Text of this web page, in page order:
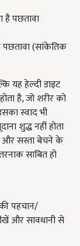
(सांकेतिक
यह हेल्दी डाइट
है, जो शरीर को
स्वाद भी
शुद्ध नहीं होता
और सस्ता बेचने के
साबित हो
पहचान/
और सावधानी से